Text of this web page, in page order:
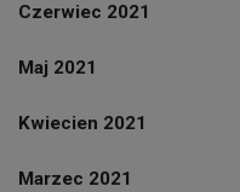
Czerwiec 2021
Maj 2021
Kwiecien 2021
Marzec 2021